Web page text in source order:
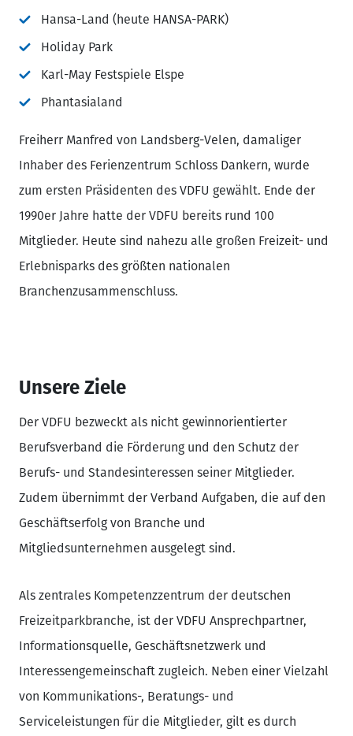
Hansa-Land (heute HANSA-PARK)
Holiday Park
Karl-May Festspiele Elspe
Phantasialand
Freiherr Manfred von Landsberg-Velen, damaliger
Inhaber des Ferienzentrum Schloss Dankern, wurde
zum ersten Präsidenten des VDFU gewählt. Ende der
1990er Jahre hatte der VDFU bereits rund 100
Mitglieder. Heute sind nahezu alle großen Freizeit- und
Erlebnisparks des größten nationalen
Branchenzusammenschluss.
Unsere Ziele
Der VDFU bezweckt als nicht gewinnorientierter
Berufsverband die Förderung und den Schutz der
Berufs- und Standesinteressen seiner Mitglieder.
Zudem übernimmt der Verband Aufgaben, die auf den
Geschäftserfolg von Branche und
Mitgliedsunternehmen ausgelegt sind.
Als zentrales Kompetenzzentrum der deutschen
Freizeitparkbranche, ist der VDFU Ansprechpartner,
Informationsquelle, Geschäftsnetzwerk und
Interessengemeinschaft zugleich. Neben einer Vielzahl
von Kommunikations-, Beratungs- und
Serviceleistungen für die Mitglieder, gilt es durch